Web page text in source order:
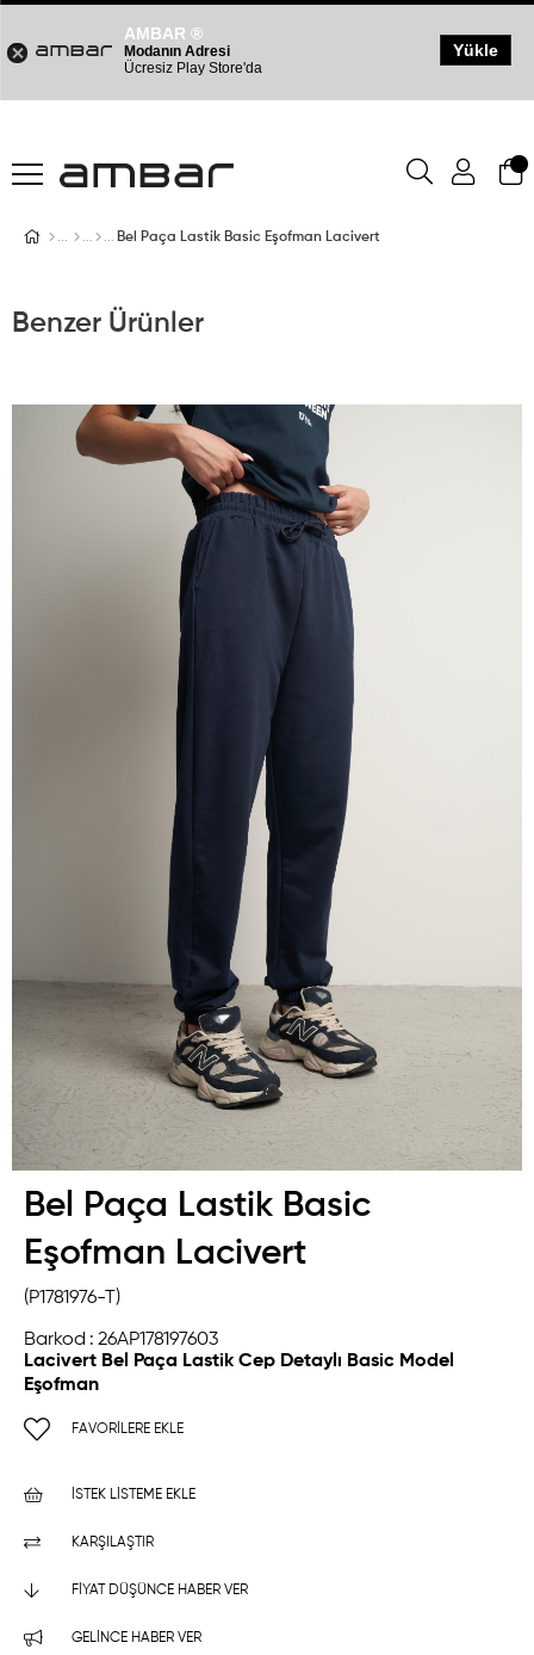
Bel Paça Lastik Basic Eşofman Lacivert
Benzer Ürünler
Bel Paça Lastik Basic
Eşofman Lacivert
(P1781976-T)
Barkod : 26AP178197603
Lacivert Bel Paça Lastik Cep Detaylı Basic Model
Eşofman
FAVORILERE EKLE
İSTEK LISTEME EKLE
KARŞILAŞTIR
FIYAT DÜŞÜNCE HABER VER
GELINCE HABER VER
AMBAR ®
Modanın Adresi
Ücresiz Play Store'da
Yükle